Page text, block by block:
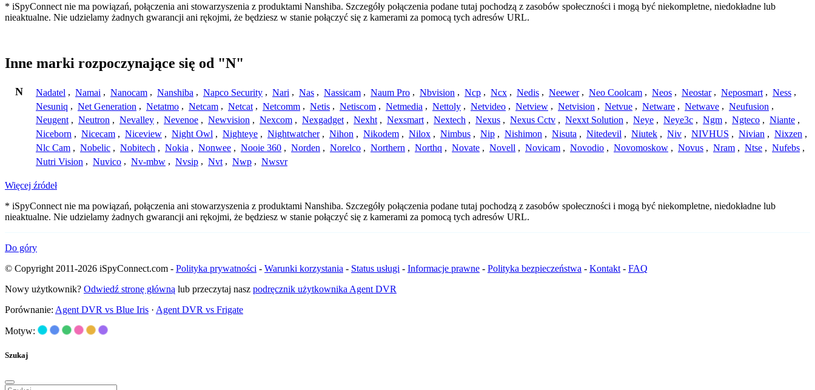
* iSpyConnect nie ma powiązań, połączenia ani stowarzyszenia z produktami Nanshiba. Szczegóły połączenia podane tutaj pochodzą z zasobów społeczności i mogą być niekompletne, niedokładne lub
nieaktualne. Nie udzielamy żadnych gwarancji ani rękojmi, że będziesz w stanie połączyć się z kamerami za pomocą tych adresów URL.
Inne marki rozpoczynające się od "N"
N Nadatel , Namai , Nanocam , Nanshiba , Napco Security , Nari , Nas , Nassicam , Naum Pro , Nbvision , Ncp , Ncx , Nedis , Neewer , Neo Coolcam , Neos , Neostar , Neposmart , Ness ,
Nesuniq , Net Generation , Netatmo , Netcam , Netcat , Netcomm , Netis , Netiscom , Netmedia , Nettoly , Netvideo , Netview , Netvision , Netvue , Netware , Netwave , Neufusion ,
Neugent , Neutron , Nevalley , Nevenoe , Newvision , Nexcom , Nexgadget , Nexht , Nexsmart , Nextech , Nexus , Nexus Cctv , Nexxt Solution , Neye , Neye3c , Ngm , Ngteco , Niante ,
Niceborn , Nicecam , Niceview , Night Owl , Nighteye , Nightwatcher , Nihon , Nikodem , Nilox , Nimbus , Nip , Nishimon , Nisuta , Nitedevil , Niutek , Niv , NIVHUS , Nivian , Nixzen ,
Nlc Cam , Nobelic , Nobitech , Nokia , Nonwee , Nooie 360 , Norden , Norelco , Northern , Northq , Novate , Novell , Novicam , Novodio , Novomoskow , Novus , Nram , Ntse , Nufebs ,
Nutri Vision , Nuvico , Nv-mbw , Nvsip , Nvt , Nwp , Nwsvr
Więcej źródeł
* iSpyConnect nie ma powiązań, połączenia ani stowarzyszenia z produktami Nanshiba. Szczegóły połączenia podane tutaj pochodzą z zasobów społeczności i mogą być niekompletne, niedokładne lub
nieaktualne. Nie udzielamy żadnych gwarancji ani rękojmi, że będziesz w stanie połączyć się z kamerami za pomocą tych adresów URL.
Do góry
© Copyright 2011-2026 iSpyConnect.com - Polityka prywatności - Warunki korzystania - Status usługi - Informacje prawne - Polityka bezpieczeństwa - Kontakt - FAQ
Nowy użytkownik? Odwiedź stronę główną lub przeczytaj nasz podręcznik użytkownika Agent DVR
Porównanie: Agent DVR vs Blue Iris · Agent DVR vs Frigate
Motyw:
Szukaj